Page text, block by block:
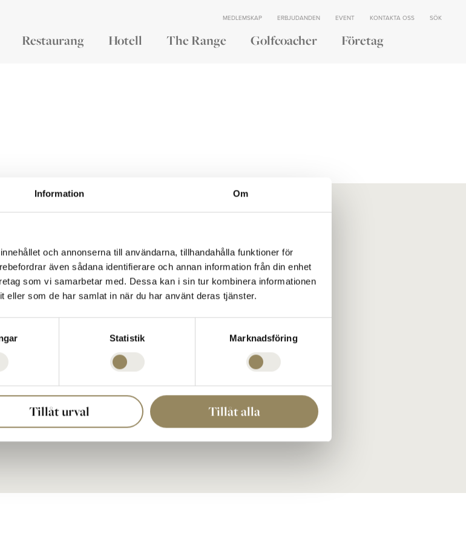
Information Om
och annonserna till användarna, tillhandahålla funktioner för
även sådana identifierare och annan information från din enhet
som vi samarbetar med. Dessa kan i sin tur kombinera informationen
eller som de har samlat in när du har använt deras tjänster.
Statistik Marknadsföring
Tillåt urval Tillåt alla
MEDLEMSKAP ERBJUDANDEN EVENT KONTAKTA OSS SÖK
Restaurang Hotell The Range Golfcoacher Företag
233 61 BARA, Sweden
040 635 51 00
233 02 BARA, Sweden
Jobba hos oss
Integritetspolicy
Cookies
Visselblåsarfunktion
Facebook
LinkedIn
Youtube